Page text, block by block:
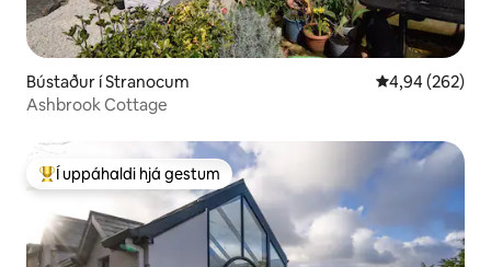
Bústaður í Stranocum 4,94 af 5 í
4,94 (262)
Ashbrook Cottage
Í mestu uppáhaldi hjá gestum
Í uppáhaldi hjá gestum